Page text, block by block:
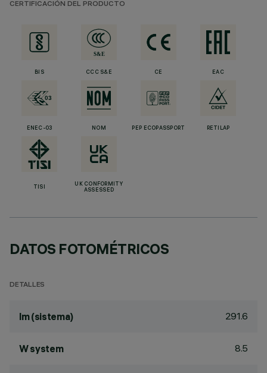
CERTIFICACIÓN DEL PRODUCTO
BIS CCC S&E CE EAC
ENEC-03 NOM PEP ECOPASSPORT RETILAP
TISI
UK CONFORMITY
ASSESSED
DATOS FOTOMÉTRICOS
DETALLES
lm (sistema) 291.6
W system 8.5